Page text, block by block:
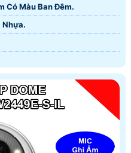
Có Màu Ban Ðêm.
Nhựa.